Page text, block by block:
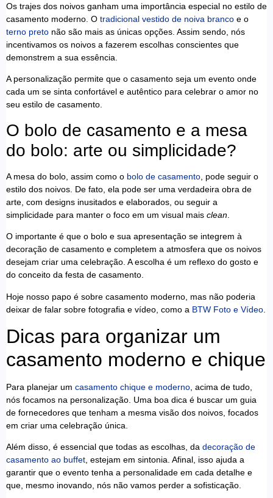
Os trajes dos noivos ganham uma importância especial no estilo de
casamento moderno. O tradicional vestido de noiva branco e o
terno preto não são mais as únicas opções. Assim sendo, nós
incentivamos os noivos a fazerem escolhas conscientes que
demonstrem a sua essência.
A personalização permite que o casamento seja um evento onde
cada um se sinta confortável e autêntico para celebrar o amor no
seu estilo de casamento.
O bolo de casamento e a mesa
do bolo: arte ou simplicidade?
A mesa do bolo, assim como o bolo de casamento , pode seguir o
estilo dos noivos. De fato, ela pode ser uma verdadeira obra de
arte, com designs inusitados e elaborados, ou seguir a
simplicidade para manter o foco em um visual mais clean
O importante é que o bolo e sua apresentação se integrem à
decoração de casamento e completem a atmosfera que os noivos
desejam criar uma celebração. A escolha é um reflexo do gosto e
do conceito da festa de casamento.
Hoje nosso papo é sobre casamento moderno, mas não poderia
deixar de falar sobre fotografia e vídeo, como a BTW Foto e Vídeo
Dicas para organizar um
casamento moderno e chique
Para planejar um casamento chique e moderno , acima de tudo,
nós focamos na personalização. Uma boa dica é buscar um guia
de fornecedores que tenham a mesma visão dos noivos, focados
em criar uma celebração única.
Além disso, é essencial que todas as escolhas, da decoração de
casamento ao buffet, estejam em sintonia. Afinal, isso ajuda a
garantir que o evento tenha a personalidade em cada detalhe e
que, mesmo inovando, nós não vamos perder a sofisticação.